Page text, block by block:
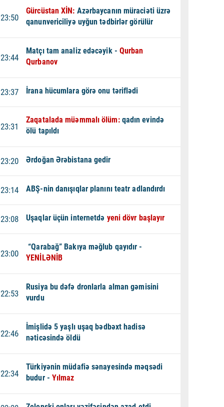
23:50
Gürcüstan XİN: Azərbaycanın müraciəti üzrə
qanunvericiliyə uyğun tədbirlər görülür
23:44
Matçı tam analiz edəcəyik - Qurban
Qurbanov
23:37 İrana hücumlara görə onu təriflədi
23:31
Zaqatalada müəmmalı ölüm: qadın evində
ölü tapıldı
23:20 Ərdoğan Ərəbistana gedir
23:14 ABŞ-nin danışıqlar planını teatr adlandırdı
23:08 Uşaqlar üçün internetdə yeni dövr başlayır
23:00
“Qarabağ” Bakıya məğlub qayıdır -
YENİLƏNİB
22:53
Rusiya bu dəfə dronlarla alman gəmisini
vurdu
22:46
İmişlidə 5 yaşlı uşaq bədbəxt hadisə
nəticəsində öldü
22:34
Türkiyənin müdafiə sənayesində məqsədi
budur - Yılmaz